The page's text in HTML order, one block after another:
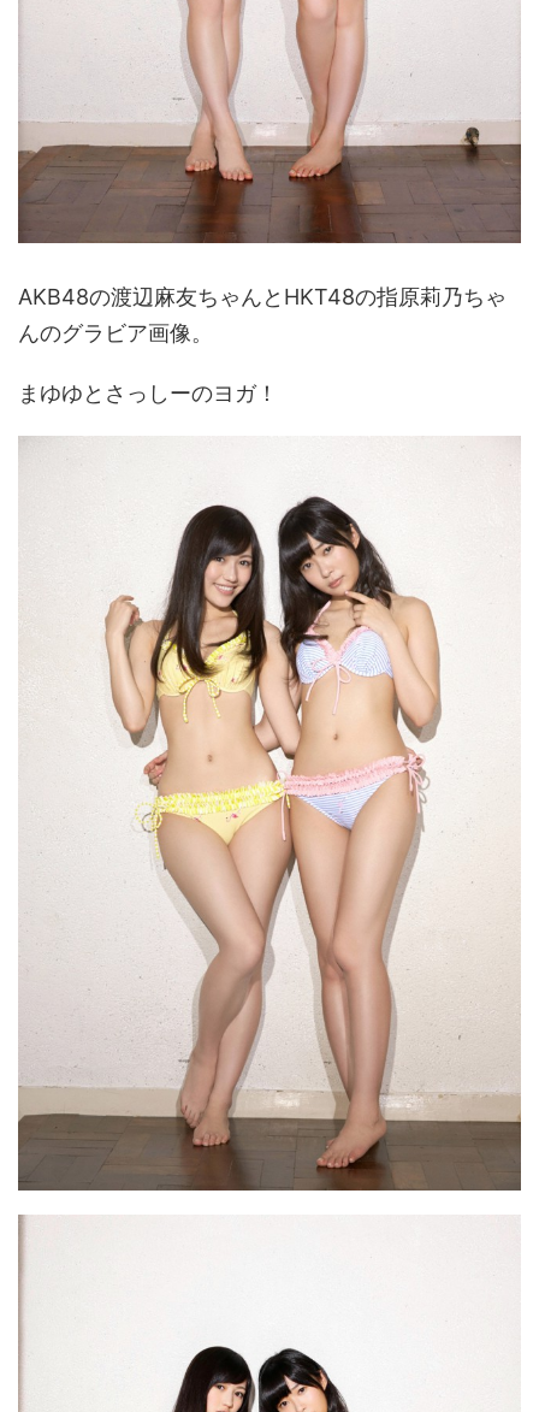
AKB48の渡辺麻友ちゃんとHKT48の指原莉乃ちゃ
んのグラビア画像。
まゆゆとさっしーのヨガ！